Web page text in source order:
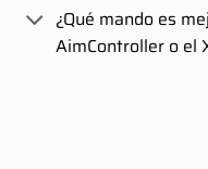
¿Qué mando es
AimController o el